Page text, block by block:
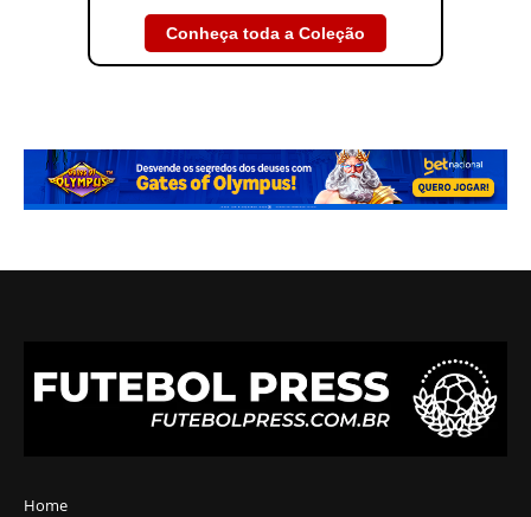
Conheça toda a Coleção
Home